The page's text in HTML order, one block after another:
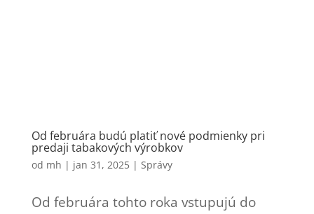
Od februára budú platiť nové podmienky pri
predaji tabakových výrobkov
od mh | jan 31, 2025| Správy
Od februára tohto roka vstupujú do